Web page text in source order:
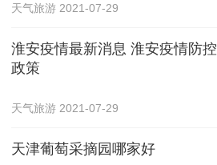
天气旅游 2021-07-29
淮安疫情最新消息 淮安疫情防控
政策
天气旅游 2021-07-29
天津葡萄采摘园哪家好